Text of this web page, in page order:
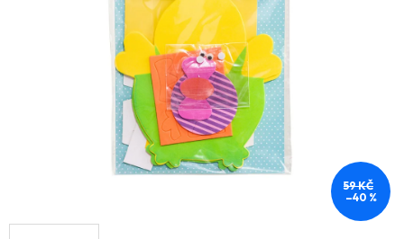
59 KČ
–40 %